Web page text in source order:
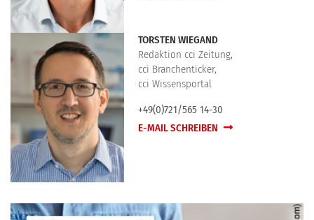
TORSTEN WIEGAND
Redaktion cci Zeitung,
cci Branchenticker,
cci Wissensportal
+49(0)721/565 14-30
E-MAIL SCHREIBEN